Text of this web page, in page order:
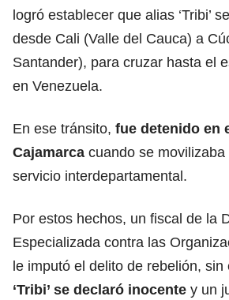
logró establecer que alias ‘Tribi’
desde Cali (Valle del Cauca) a
Santander), para cruzar hasta el
en Venezuela.
En ese tránsito, fue detenido en
Cajamarca cuando se
servicio interdepartamental.
Por estos hechos, un fiscal de la
Especializada contra las
le imputó el delito de rebelión, sin
‘Tribi’ se declaró inocente y un